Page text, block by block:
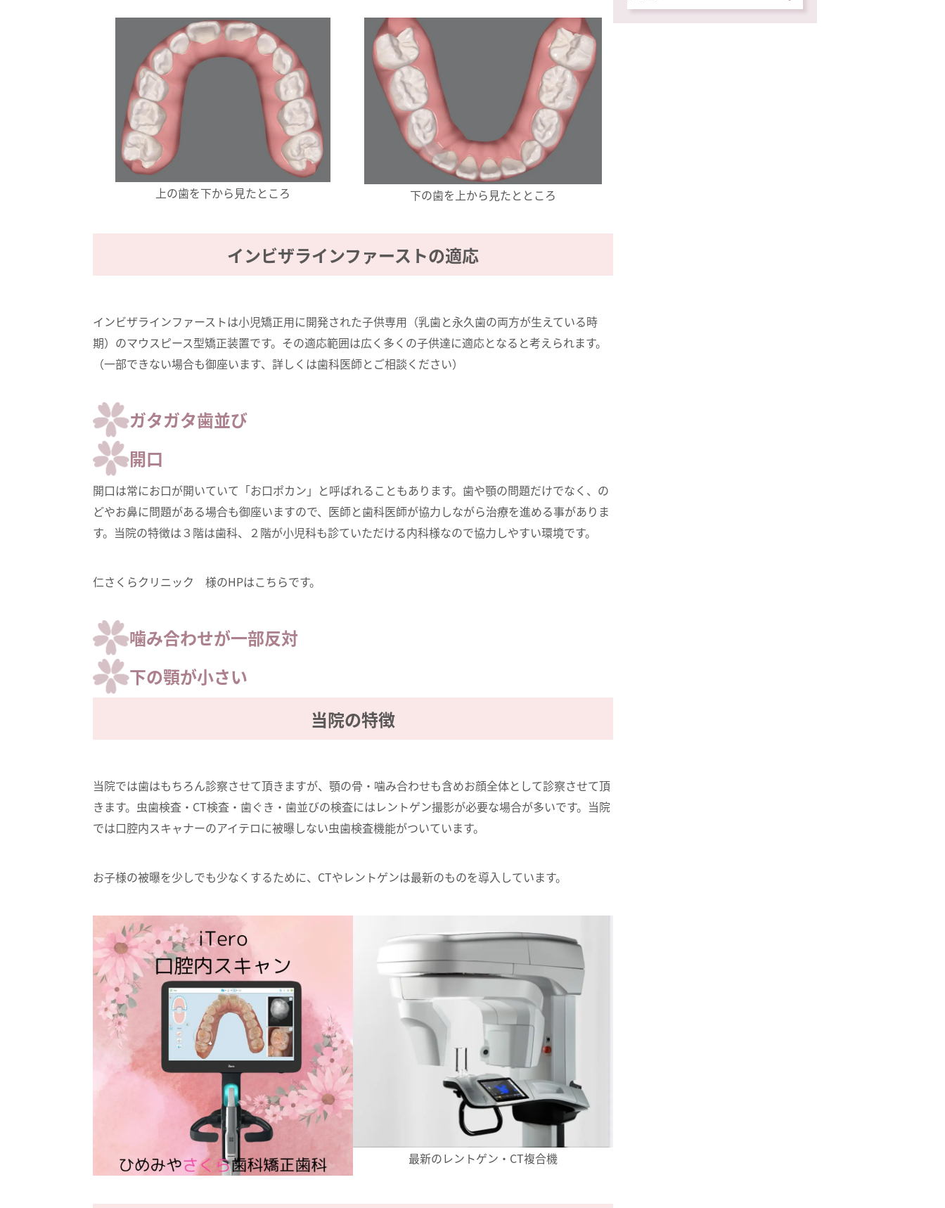
上の歯を下から見たところ 下の歯を上から見たとところ
インビザラインファーストの適応
インビザラインファーストは小児矯正用に開発された子供専用（乳歯と永久歯の両方が生えている時
期）のマウスピース型矯正装置です。その適応範囲は広く多くの子供達に適応となると考えられます。
（一部できない場合も御座います、詳しくは歯科医師とご相談ください）
ガタガタ歯並び
開口
開口は常にお口が開いていて「お口ポカン」と呼ばれることもあります。歯や顎の問題だけでなく、の
どやお鼻に問題がある場合も御座いますので、医師と歯科医師が協力しながら治療を進める事がありま
す。当院の特徴は３階は歯科、２階が小児科も診ていただける内科様なので協力しやすい環境です。
仁さくらクリニック 様のHPはこちらです。
噛み合わせが一部反対
下の顎が小さい
当院の特徴
当院では歯はもちろん診察させて頂きますが、顎の骨・噛み合わせも含めお顔全体として診察させて頂
きます。虫歯検査・CT検査・歯ぐき・歯並びの検査にはレントゲン撮影が必要な場合が多いです。当院
では口腔内スキャナーのアイテロに被曝しない虫歯検査機能がついています。
お子様の被曝を少しでも少なくするために、CTやレントゲンは最新のものを導入しています。
最新のレントゲン・CT複合機
ー